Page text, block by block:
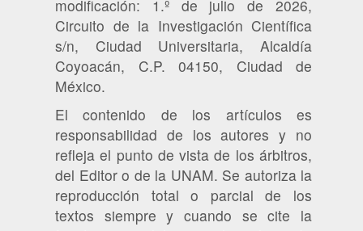
modificación: 1.º de julio de 2026,
Circuito de la Investigación Científica
s/n, Ciudad Universitaria, Alcaldía
Coyoacán, C.P. 04150, Ciudad de
México.
El contenido de los artículos es
responsabilidad de los autores y no
refleja el punto de vista de los árbitros,
del Editor o de la UNAM. Se autoriza la
reproducción total o parcial de los
textos siempre y cuando se cite la